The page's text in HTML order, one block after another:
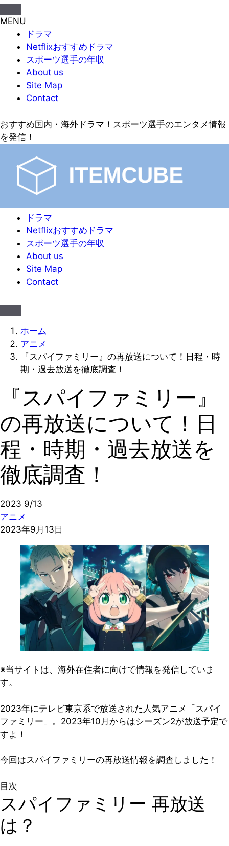
MENU
ドラマ
Netflixおすすめドラマ
スポーツ選手の年収
About us
Site Map
Contact
おすすめ国内・海外ドラマ！スポーツ選手のエンタメ情報
を発信！
ドラマ
Netflixおすすめドラマ
スポーツ選手の年収
About us
Site Map
Contact
ホーム
アニメ
『スパイファミリー』の再放送について！日程・時
期・過去放送を徹底調査！
『スパイファミリー』
の再放送について！日
程・時期・過去放送を
徹底調査！
2023 9/13
アニメ
2023年9月13日
※当サイトは、海外在住者に向けて情報を発信していま
す。
2023年にテレビ東京系で放送された人気アニメ「スパイ
ファミリー」。2023年10月からはシーズン2が放送予定で
すよ！
今回はスパイファミリーの再放送情報を調査しました！
目次
スパイファミリー 再放送
は？